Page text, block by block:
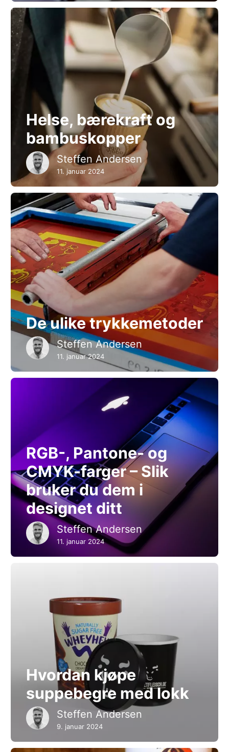
Helse, bærekraft og
bambuskopper
Steffen Andersen
11. januar 2024
De ulike trykkemetoder
Steffen Andersen
11. januar 2024
RGB-, Pantone- og
CMYK-farger – Slik
bruker du dem i
designet ditt
Steffen Andersen
11. januar 2024
Hvordan kjøpe
suppebegre med lokk
Steffen Andersen
9. januar 2024